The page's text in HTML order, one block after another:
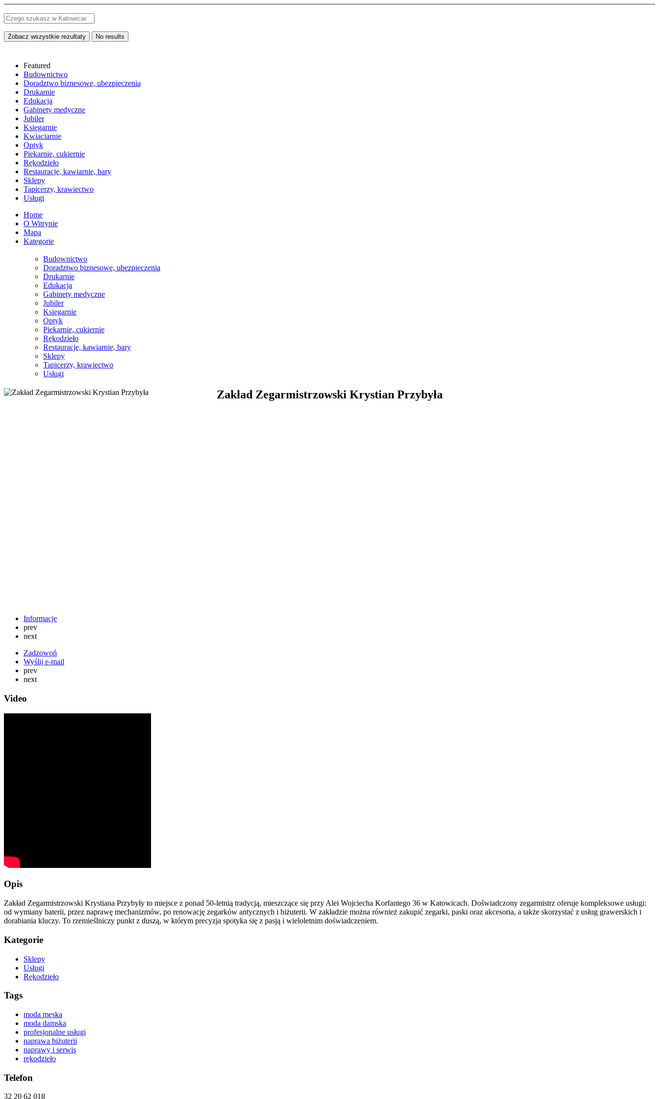
Zobacz wszystkie rezultaty No results
Featured
Budownictwo
Doradztwo biznesowe, ubezpieczenia
Drukarnie
Edukacja
Gabinety medyczne
Jubiler
Księgarnie
Kwiaciarnie
Optyk
Piekarnie, cukiernie
Rękodzieło
Restauracje, kawiarnie, bary
Sklepy
Tapicerzy, krawiectwo
Usługi
Home
O Witrynie
Mapa
Kategorie
Budownictwo
Doradztwo biznesowe, ubezpieczenia
Drukarnie
Edukacja
Gabinety medyczne
Jubiler
Księgarnie
Optyk
Piekarnie, cukiernie
Rękodzieło
Restauracje, kawiarnie, bary
Sklepy
Tapicerzy, krawiectwo
Usługi
Zakład Zegarmistrzowski Krystian Przybyła
Informacje
prev
next
Zadzowoń
Wyślij e-mail
prev
next
Video
Opis
Zakład Zegarmistrzowski Krystiana Przybyły to miejsce z ponad 50-letnią tradycją, mieszczące się przy Alei Wojciecha Korfantego 36 w Katowicach. Doświadczony zegarmistrz oferuje kompleksowe usługi:
od wymiany baterii, przez naprawę mechanizmów, po renowację zegarków antycznych i biżuterii. W zakładzie można również zakupić zegarki, paski oraz akcesoria, a także skorzystać z usług grawerskich i
dorabiania kluczy. To rzemieślniczy punkt z duszą, w którym precyzja spotyka się z pasją i wieloletnim doświadczeniem.
Kategorie
Sklepy
Usługi
Rękodzieło
Tags
moda męska
moda damska
profesjonalne usługi
naprawa biżuterii
naprawy i serwis
rękodzieło
Telefon
32 20 62 018